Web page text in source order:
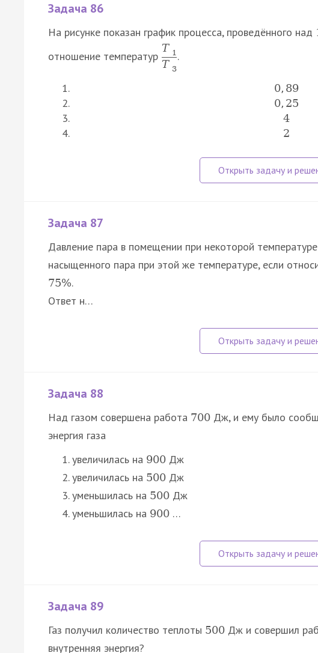
Задача 86
На рисунке показан график процесса, проведённого над
отношение температур
T 1
T 3
.
0, 89
0, 25
4
2
Задача 87
Давление пара в помещении при некоторой
насыщенного пара при этой же температуре, если
75%.
Ответ н…
Задача 88
Над газом совершена работа 700 Дж, и ему было
энергия газа
увеличилась на 900 Дж
увеличилась на 500 Дж
уменьшилась на 500 Дж
уменьшилась на 900 …
Задача 89
Газ получил количество теплоты 500 Дж и совершил
внутренняя энергия?